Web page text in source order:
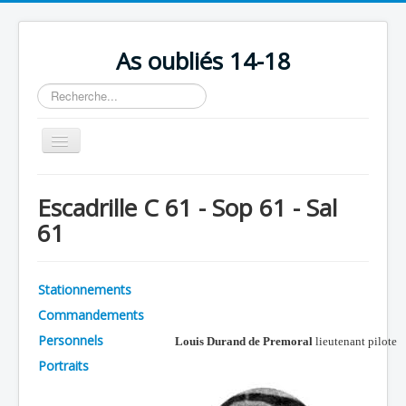
As oubliés 14-18
Rechercher
Basculer
la
Chronologie
Escadrilles
Avions
Personnels
Formation
Escadrille C 61 - Sop 61 - Sal
61
Stationnements
Commandements
Personnels
Portraits
Louis Durand de Premoral lieutenant pilote